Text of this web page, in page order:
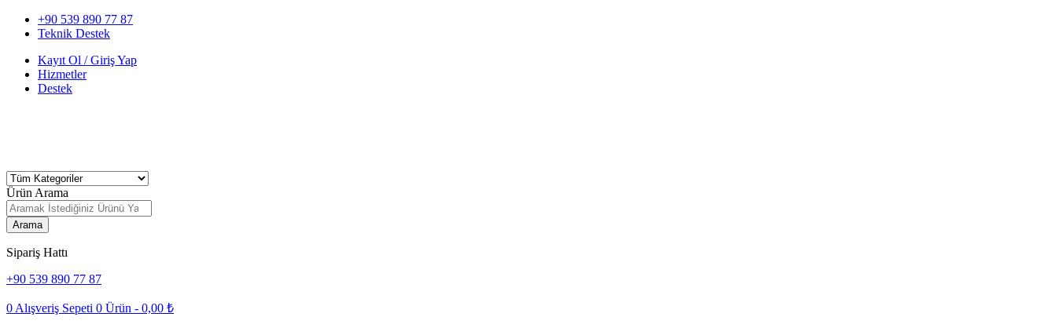
+90 539 890 77 87
Teknik Destek
Kayıt Ol / Giriş Yap
Hizmetler
Destek
Ürün Arama
Arama
Sipariş Hattı
+90 539 890 77 87
0 Alışveriş Sepeti 0 Ürün - 0,00 ₺